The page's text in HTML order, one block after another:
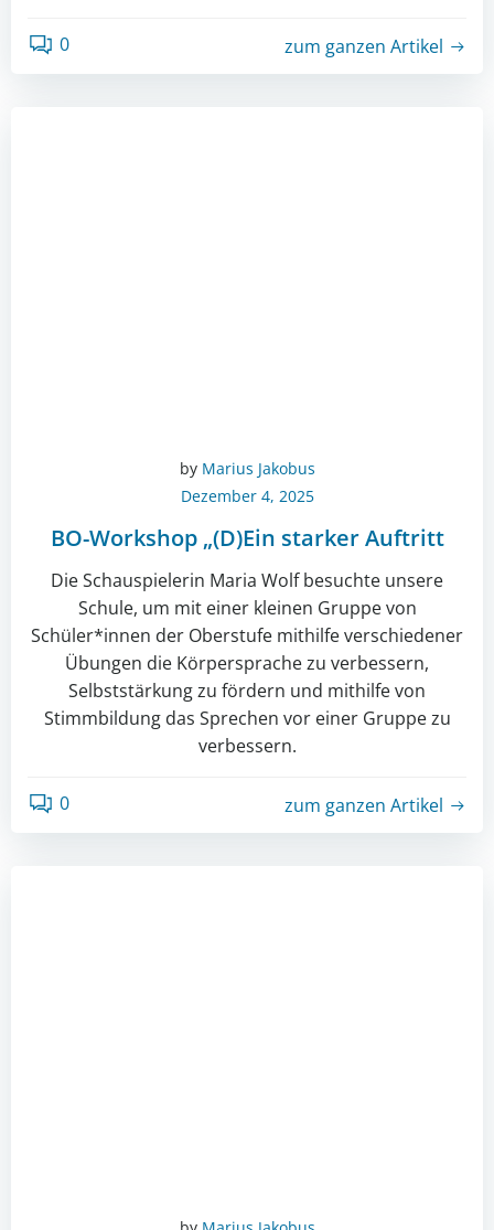
0 zum ganzen Artikel
by Marius Jakobus
Dezember 4, 2025
BO-Workshop „(D)Ein starker Auftritt
Die Schauspielerin Maria Wolf besuchte unsere
Schule, um mit einer kleinen Gruppe von
Schüler*innen der Oberstufe mithilfe verschiedener
Übungen die Körpersprache zu verbessern,
Selbststärkung zu fördern und mithilfe von
Stimmbildung das Sprechen vor einer Gruppe zu
verbessern.
0 zum ganzen Artikel